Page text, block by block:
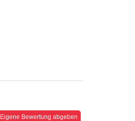
Eigene Bewertung abgeben